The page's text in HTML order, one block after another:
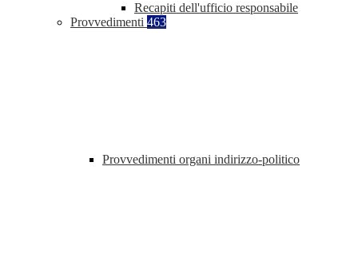
Recapiti dell'ufficio responsabile
Provvedimenti 463
Provvedimenti organi indirizzo-politico